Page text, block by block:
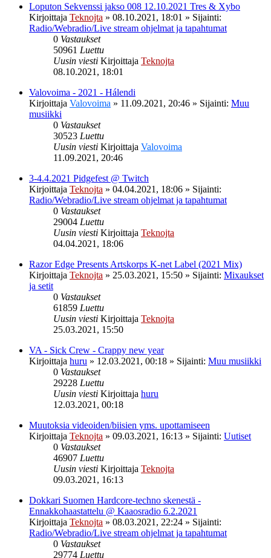
Loputon Sekvenssi jakso 008 12.10.2021 Tres & Xybo
Kirjoittaja Teknojta » 08.10.2021, 18:01 » Sijainti:
Radio/Webradio/Live stream ohjelmat ja tapahtumat
0 Vastaukset
50961 Luettu
Uusin viesti Kirjoittaja Teknojta
08.10.2021, 18:01
Valovoima - 2021 - Hálendi
Kirjoittaja Valovoima » 11.09.2021, 20:46 » Sijainti: Muu
musiikki
0 Vastaukset
30523 Luettu
Uusin viesti Kirjoittaja Valovoima
11.09.2021, 20:46
3-4.4.2021 Pidgefest @ Twitch
Kirjoittaja Teknojta » 04.04.2021, 18:06 » Sijainti:
Radio/Webradio/Live stream ohjelmat ja tapahtumat
0 Vastaukset
29004 Luettu
Uusin viesti Kirjoittaja Teknojta
04.04.2021, 18:06
Razor Edge Presents Artskorps K-net Label (2021 Mix)
Kirjoittaja Teknojta » 25.03.2021, 15:50 » Sijainti: Mixaukset
ja setit
0 Vastaukset
61859 Luettu
Uusin viesti Kirjoittaja Teknojta
25.03.2021, 15:50
VA - Sick Crew - Crappy new year
Kirjoittaja huru » 12.03.2021, 00:18 » Sijainti: Muu musiikki
0 Vastaukset
29228 Luettu
Uusin viesti Kirjoittaja huru
12.03.2021, 00:18
Muutoksia videoiden/biisien yms. upottamiseen
Kirjoittaja Teknojta » 09.03.2021, 16:13 » Sijainti: Uutiset
0 Vastaukset
46907 Luettu
Uusin viesti Kirjoittaja Teknojta
09.03.2021, 16:13
Dokkari Suomen Hardcore-techno skenestä -
Ennakkohaastattelu @ Kaaosradio 6.2.2021
Kirjoittaja Teknojta » 08.03.2021, 22:24 » Sijainti:
Radio/Webradio/Live stream ohjelmat ja tapahtumat
0 Vastaukset
29774 Luettu